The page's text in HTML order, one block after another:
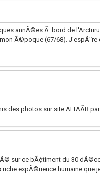
annÃ©es Ã bord de
Ã©poque (67/68). J'espÃ¨re
des photos sur site ALTAÃR
sur ce bÃ¢timent du 30
expÃ©rience humaine que